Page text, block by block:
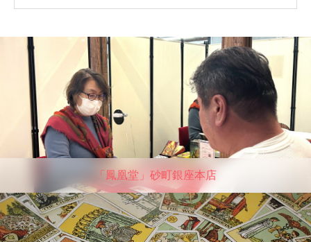
「鳳凰堂」砂町銀座本店